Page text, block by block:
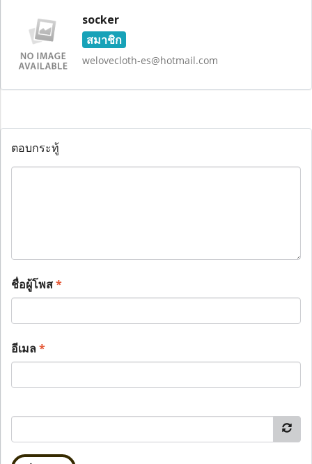
socker
สมาชิก
welovecloth-es@hotmail.com
ตอบกระทู้
ชื่อผู้โพส*
อีเมล*